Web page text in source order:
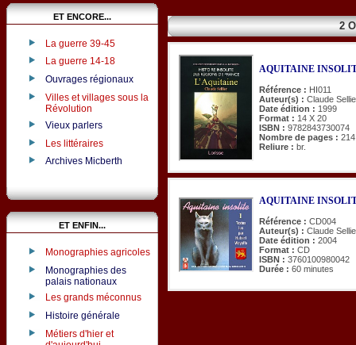
ET ENCORE...
La guerre 39-45
La guerre 14-18
Ouvrages régionaux
Villes et villages sous la
Révolution
Vieux parlers
Les littéraires
Archives Micberth
ET ENFIN...
Monographies agricoles
Monographies des
palais nationaux
Les grands méconnus
Histoire générale
Métiers d'hier et
2
AQUITAINE
Référence : HI011
Auteur(s) : Claude
Date édition : 1999
Format : 14 X 20
ISBN : 9782843730074
Nombre de pages : 214
Reliure : br.
AQUITAINE
Référence : CD004
Auteur(s) : Claude
Date édition : 2004
Format : CD
ISBN : 3760100980042
Durée : 60 minutes